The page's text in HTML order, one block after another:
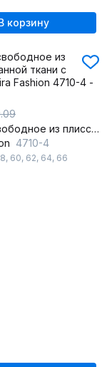
корзину
Платье свободное из плиссированной ткани с цветком
4710-4
, 60, 62, 64, 66